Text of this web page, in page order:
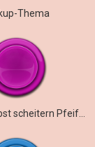
Thema
Cartoon Herbst scheitern Pfeife fegen